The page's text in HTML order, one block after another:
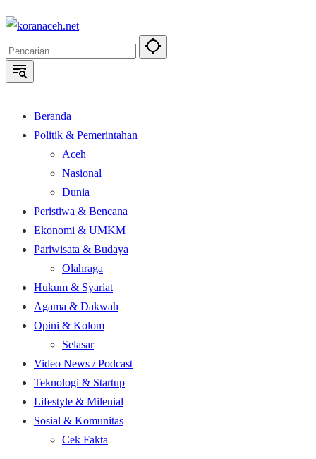
Langsung
konten
Beranda
Politik & Pemerintahan
Aceh
Nasional
Dunia
Peristiwa & Bencana
Ekonomi & UMKM
Pariwisata & Budaya
Olahraga
Hukum & Syariat
Agama & Dakwah
Opini & Kolom
Selasar
Video News / Podcast
Teknologi & Startup
Lifestyle & Milenial
Sosial & Komunitas
Cek Fakta